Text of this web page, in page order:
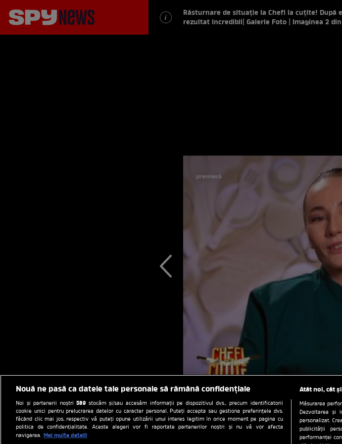
Răsturnare de situație la Chefi la cuțite! După
rezultat incredibil| Galerie Foto | Imaginea 2
Nouă ne pasă ca datele tale personale să rămână confidențiale
Noi și partenerii noștri589 stocăm și/sau accesăm informații pe dispozitivul dvs., precum identificatorii
cookie unici pentru prelucrarea datelor cu caracter personal. Puteți accepta sau gestiona preferințele dvs.
făcând clic mai jos, respectiv vă puteți opune utilizării unui interes legitim în orice moment pe pagina cu
politica de confidențialitate. Aceste alegeri vor fi raportate partenerilor noștri și nu vă vor afecta
navigarea. Mai multe detalii
Atât noi, cât
Măsurarea
Dezvoltarea și
personalizat.
publicității
performanței